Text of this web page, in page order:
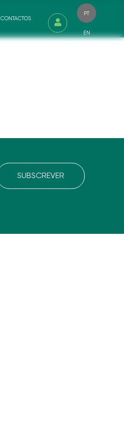
CONTACTOS
PT
EN
SUBSCREVER